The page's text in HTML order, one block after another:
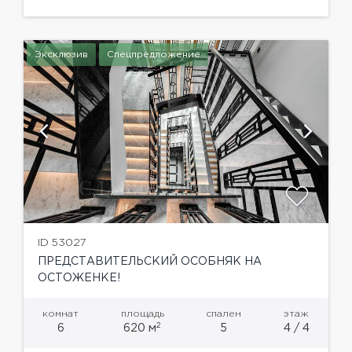
Эксклюзив Спецпредложение
ID 53027
ПРЕДСТАВИТЕЛЬСКИЙ ОСОБНЯК НА
ОСТОЖЕНКЕ!
комнат
6
площадь
620 м2
спален
5
этаж
4 / 4